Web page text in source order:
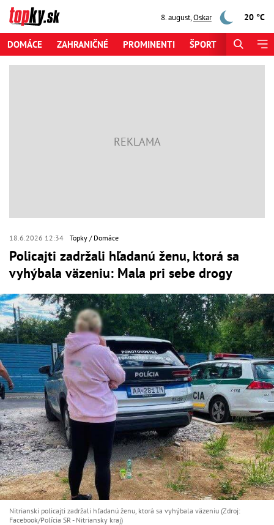
8. august,Oskar 20 °C
DOMÁCE ZAHRANIČNÉ PROMINENTI ŠPORT
18.6.2026 12:34 Topky Domáce
Policajti zadržali hľadanú ženu, ktorá sa
vyhýbala väzeniu: Mala pri sebe drogy
Nitrianski policajti zadržali hľadanú ženu, ktorá sa vyhýbala väzeniu (Zdroj:
Facebook/Polícia SR - Nitriansky kraj )